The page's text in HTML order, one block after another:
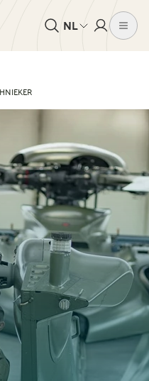
NL